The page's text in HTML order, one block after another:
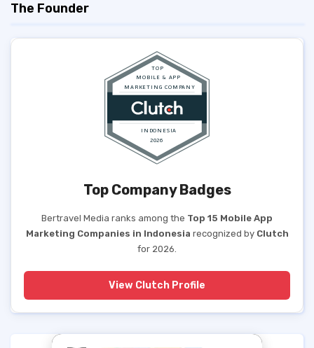
The Founder
Top Company Badges
Bertravel Media ranks among the Top 15 Mobile App
Marketing Companies in Indonesia recognized by Clutch
for 2026.
View Clutch Profile